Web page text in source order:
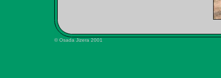
© Osada Jizera 2001